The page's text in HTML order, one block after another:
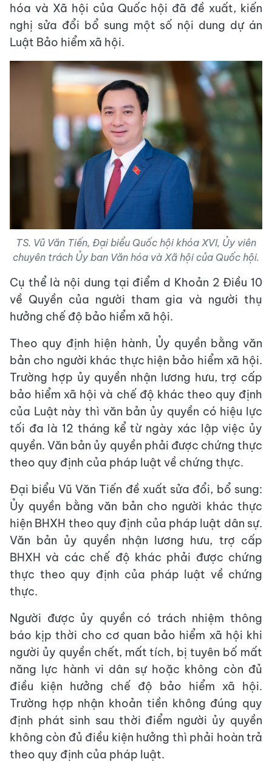
hóa và Xã hội của Quốc hội đã đề xuất, kiến
nghị sửa đổi bổ sung một số nội dung dự án
Luật Bảo hiểm xã hội.
TS. Vũ Văn Tiến, Đại biểu Quốc hội khóa XVI, Ủy viên
chuyên trách Ủy ban Văn hóa và Xã hội của Quốc hội.
Cụ thể là nội dung tại điểm d Khoản 2 Điều 10
về Quyền của người tham gia và người thụ
hưởng chế độ bảo hiểm xã hội.
Theo quy định hiện hành, Ủy quyền bằng văn
bản cho người khác thực hiện bảo hiểm xã hội.
Trường hợp ủy quyền nhận lương hưu, trợ cấp
bảo hiểm xã hội và chế độ khác theo quy định
của Luật này thì văn bản ủy quyền có hiệu lực
tối đa là 12 tháng kể từ ngày xác lập việc ủy
quyền. Văn bản ủy quyền phải được chứng thực
theo quy định của pháp luật về chứng thực.
Đại biểu Vũ Văn Tiến đề xuất sửa đổi, bổ sung:
Ủy quyền bằng văn bản cho người khác thực
hiện BHXH theo quy định của pháp luật dân sự.
Văn bản ủy quyền nhận lương hưu, trợ cấp
BHXH và các chế độ khác phải được chứng
thực theo quy định của pháp luật về chứng
thực.
Người được ủy quyền có trách nhiệm thông
báo kịp thời cho cơ quan bảo hiểm xã hội khi
người ủy quyền chết, mất tích, bị tuyên bố mất
năng lực hành vi dân sự hoặc không còn đủ
điều kiện hưởng chế độ bảo hiểm xã hội.
Trường hợp nhận khoản tiền không đúng quy
định phát sinh sau thời điểm người ủy quyền
không còn đủ điều kiện hưởng thì phải hoàn trả
theo quy định của pháp luật.